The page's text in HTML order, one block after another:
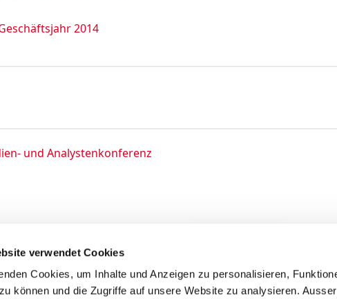
verwendet Cookies
Cookies, um Inhalte und Anzeigen zu personalisieren,
können und die Zugriffe auf unsere Website zu analysieren.
2014
und Analystenkonferenz